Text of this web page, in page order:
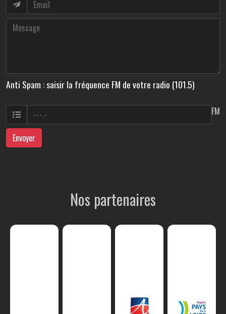
Anti Spam : saisir la fréquence FM de votre radio (101.5)
FM
Envoyer
Nos partenaires